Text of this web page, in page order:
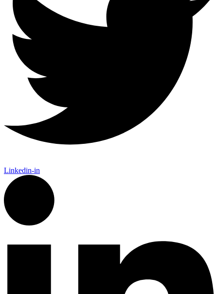
Linkedin-in